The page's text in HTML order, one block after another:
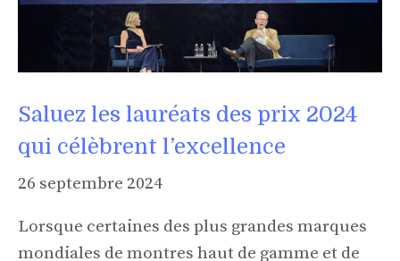
Saluez les lauréats des prix 2024
qui célèbrent l’excellence
26 septembre 2024
Lorsque certaines des plus grandes marques
mondiales de montres haut de gamme et de